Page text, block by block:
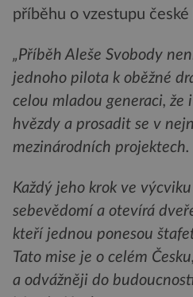
příběhu o vzestupu české
„Příběh Aleše Svobody
jednoho pilota k oběžné
celou mladou generaci, že
hvězdy a prosadit se v
mezinárodních projektech.
Každý jeho krok ve
sebevědomí a otevírá
kteří jednou ponesou
Tato mise je o celém
a odvážněji do